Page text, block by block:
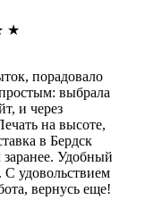
★
порадовало
выбрала
и через
на высоте,
в Бердск
Удобный
С удовольствием
вернусь еще!